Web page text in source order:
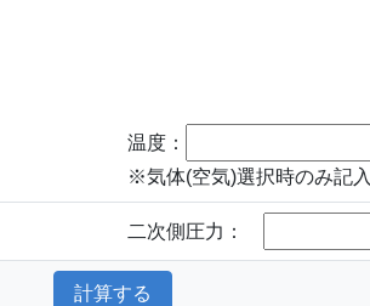
温度：
※気体(空気)選択時のみ記入
二次側圧力：